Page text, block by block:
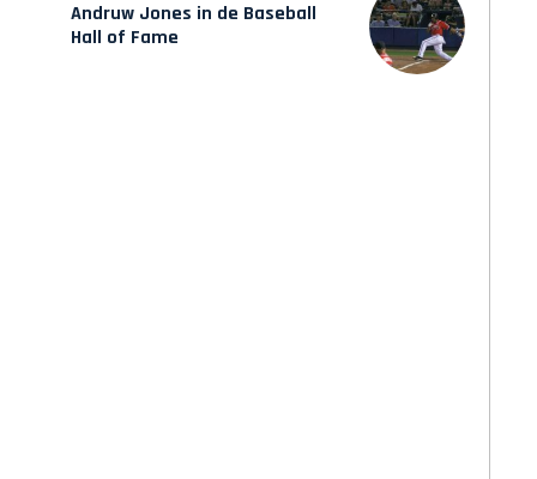
Andruw Jones in de Baseball
Hall of Fame